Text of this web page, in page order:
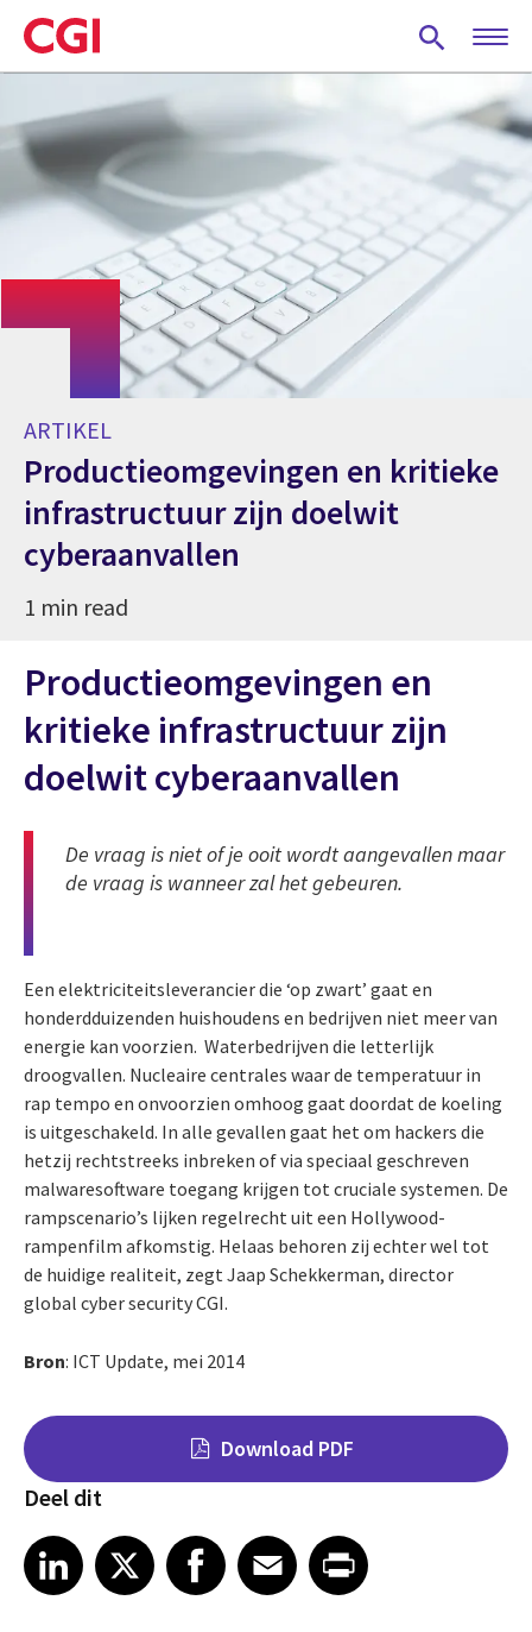
Skip
to
main
ARTIKEL
Productieomgevingen en kritieke
infrastructuur zijn doelwit
cyberaanvallen
1 min read
Productieomgevingen en
kritieke infrastructuur zijn
doelwit cyberaanvallen
De vraag is niet of je ooit wordt aangevallen maar
de vraag is wanneer zal het gebeuren.
Een elektriciteitsleverancier die ‘op zwart’ gaat en
honderdduizenden huishoudens en bedrijven niet meer van
energie kan voorzien. Waterbedrijven die letterlijk
droogvallen. Nucleaire centrales waar de temperatuur in
rap tempo en onvoorzien omhoog gaat doordat de koeling
is uitgeschakeld. In alle gevallen gaat het om hackers die
hetzij rechtstreeks inbreken of via speciaal geschreven
malwaresoftware toegang krijgen tot cruciale systemen. De
rampscenario’s lijken regelrecht uit een Hollywood-
rampenfilm afkomstig. Helaas behoren zij echter wel tot
de huidige realiteit, zegt Jaap Schekkerman, director
global cyber security CGI.
Bron: ICT Update, mei 2014
Download PDF
Deel dit
Share on LinkedIn
LinkedIn
Share on X Share on Facebook
Facebook
Share on EmailEmailShare on Print